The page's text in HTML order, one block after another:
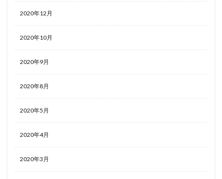
2020年12月
2020年10月
2020年9月
2020年8月
2020年5月
2020年4月
2020年3月